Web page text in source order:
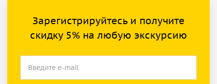
Зарегистрируйтесь и получите
скидку 5% на любую экскурсию